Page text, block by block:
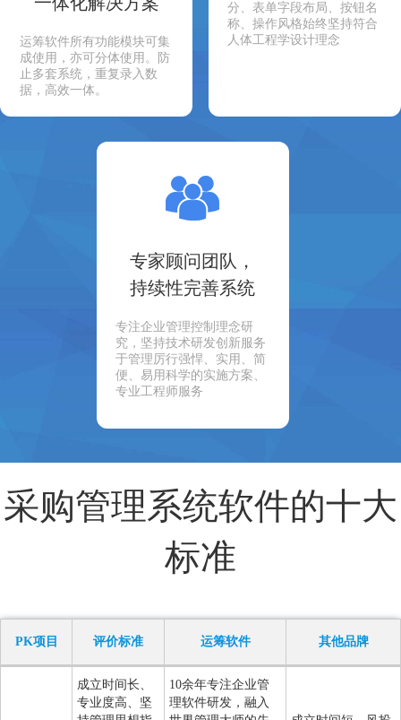
运筹软件所有功能模块可集
成使用，亦可分体使用。防
止多套系统，重复录入数
据，高效一体。
分、表单字段布局、按钮名
称、操作风格始终坚持符合
人体工程学设计理念
专家顾问团队，
持续性完善系统
专注企业管理控制理念研
究，坚持技术研发创新服务
于管理厉行强悍、实用、简
便、易用科学的实施方案、
专业工程师服务
采购管理系统软件的十大
标准
PK项目 评价标准 运筹软件 其他品牌
成立时间长、
专业度高、坚
10余年专注企业管
理软件研发，融入